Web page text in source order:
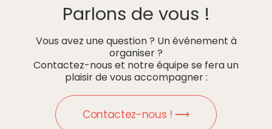
Parlons de vous !
Vous avez une question ? Un événement à
organiser ?
Contactez-nous et notre équipe se fera un
plaisir de vous accompagner :
Contactez-nous ! ⟶